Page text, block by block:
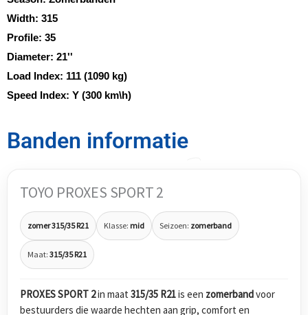
Width: 315
Profile: 35
Diameter: 21''
Load Index: 111 (1090 kg)
Speed Index: Y (300 km\h)
Banden informatie
TOYO PROXES SPORT 2
zomer 315/35 R21 Klasse: mid Seizoen: zomerband
Maat: 315/35 R21
PROXES SPORT 2in maat 315/35 R21is een zomerbandvoor
bestuurders die waarde hechten aan grip, comfort en